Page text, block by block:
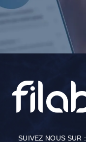
SUIVEZ NOUS SUR :